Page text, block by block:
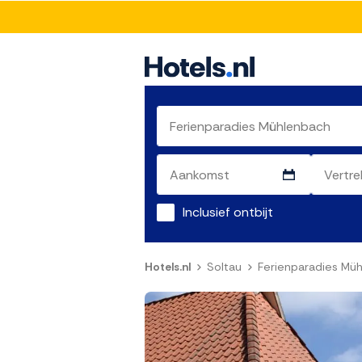
Inclusief ontbijt
Hotels.nl Soltau Ferienparadies